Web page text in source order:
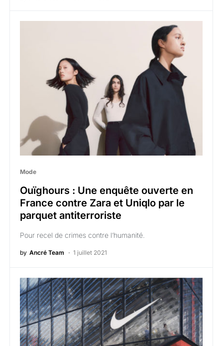
Mode
Ouïghours : Une enquête ouverte en
France contre Zara et Uniqlo par le
parquet antiterroriste
Pour recel de crimes contre l’humanité.
by Ancré Team 1 juillet 2021